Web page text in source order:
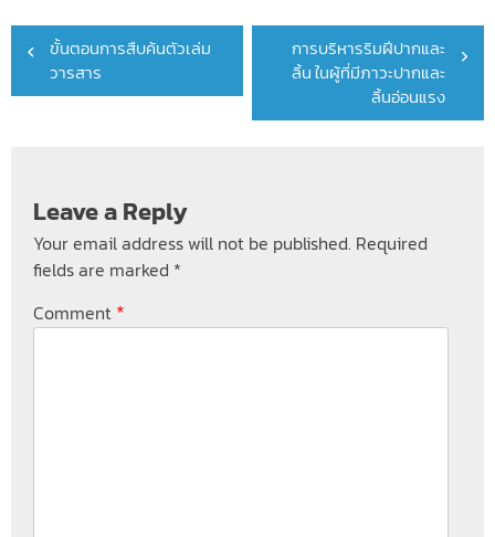
Post
navigation
ขั้นตอนการสืบค้นตัวเล่ม
วารสาร
การบริหารริมฝีปากและ
ลิ้น ในผู้ที่มีภาวะปากและ
ลิ้นอ่อนแรง
Leave a Reply
Your email address will not be published. Required
fields are marked *
Comment *